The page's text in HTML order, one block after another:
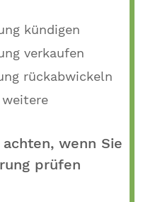
kündigen
verkaufen
rückabwickeln
wenn Sie
prüfen